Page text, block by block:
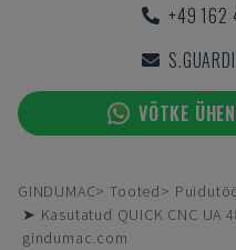
+49 162
VÕTKE
GINDUMAC Tooted
➤ Kasutatud QUICK CNC UA
gindumac.com